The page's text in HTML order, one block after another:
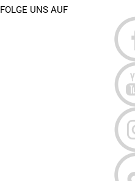
FOLGE UNS AUF